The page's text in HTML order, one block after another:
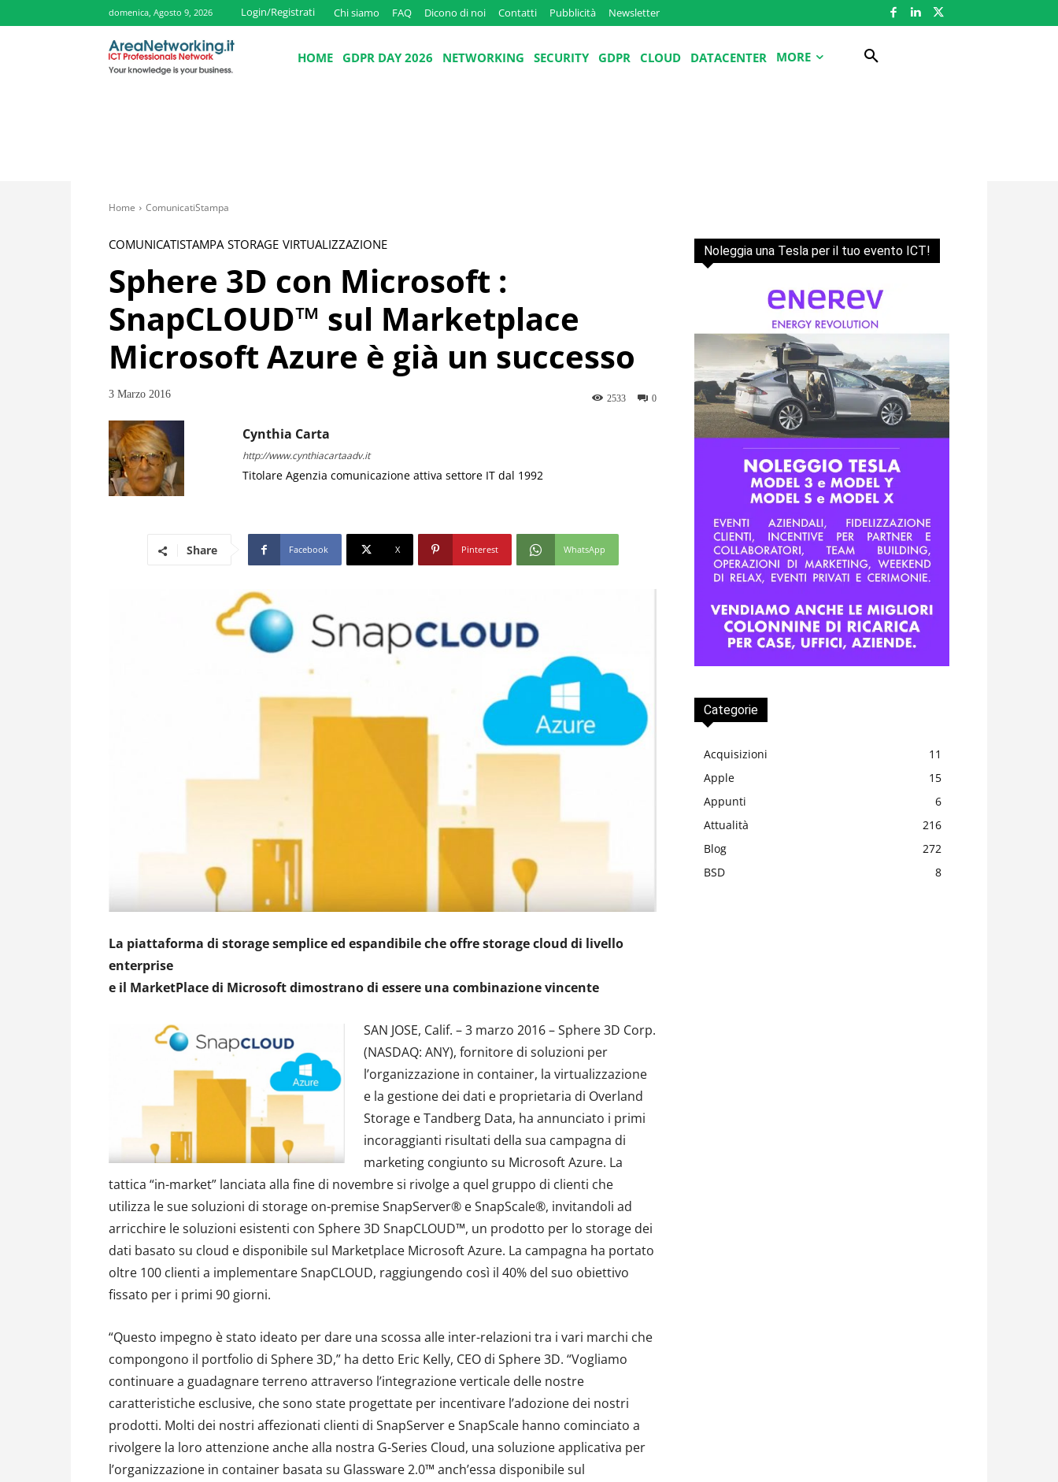
domenica, Agosto 9, 2026 Login/Registrati Chi siamo FAQ Dicono di noi Contatti Pubblicità Newsletter
HOME GDPR DAY 2026 NETWORKING SECURITY GDPR CLOUD DATACENTER MORE
Home ComunicatiStampa
COMUNICATISTAMPA STORAGE VIRTUALIZZAZIONE
Sphere 3D con Microsoft :
SnapCLOUD™ sul Marketplace
Microsoft Azure è già un successo
3 Marzo 2016 0
2533
Cynthia Carta
http://www.cynthiacartaadv.it
Titolare Agenzia comunicazione attiva settore IT dal 1992
Share Facebook X Pinterest WhatsApp
La piattaforma di storage semplice ed espandibile che offre storage cloud di livello
enterprise
e il MarketPlace di Microsoft dimostrano di essere una combinazione vincente
SAN JOSE, Calif. – 3 marzo 2016 – Sphere 3D Corp.
(NASDAQ: ANY), fornitore di soluzioni per
l’organizzazione in container, la virtualizzazione
e la gestione dei dati e proprietaria di Overland
Storage e Tandberg Data, ha annunciato i primi
incoraggianti risultati della sua campagna di
marketing congiunto su Microsoft Azure. La
tattica “in-market” lanciata alla fine di novembre si rivolge a quel gruppo di clienti che
utilizza le sue soluzioni di storage on-premise SnapServer® e SnapScale®, invitandoli ad
arricchire le soluzioni esistenti con Sphere 3D SnapCLOUD™, un prodotto per lo storage dei
dati basato su cloud e disponibile sul Marketplace Microsoft Azure. La campagna ha portato
oltre 100 clienti a implementare SnapCLOUD, raggiungendo così il 40% del suo obiettivo
fissato per i primi 90 giorni.
“Questo impegno è stato ideato per dare una scossa alle inter-relazioni tra i vari marchi che
compongono il portfolio di Sphere 3D,” ha detto Eric Kelly, CEO di Sphere 3D. “Vogliamo
continuare a guadagnare terreno attraverso l’integrazione verticale delle nostre
caratteristiche esclusive, che sono state progettate per incentivare l’adozione dei nostri
prodotti. Molti dei nostri affezionati clienti di SnapServer e SnapScale hanno cominciato a
rivolgere la loro attenzione anche alla nostra G-Series Cloud, una soluzione applicativa per
l’organizzazione in container basata su Glassware 2.0™ anch’essa disponibile sul
Noleggia una Tesla per il tuo evento ICT!
Categorie
Acquisizioni
11
Apple
15
Appunti
6
Attualità
216
Blog
272
BSD
8